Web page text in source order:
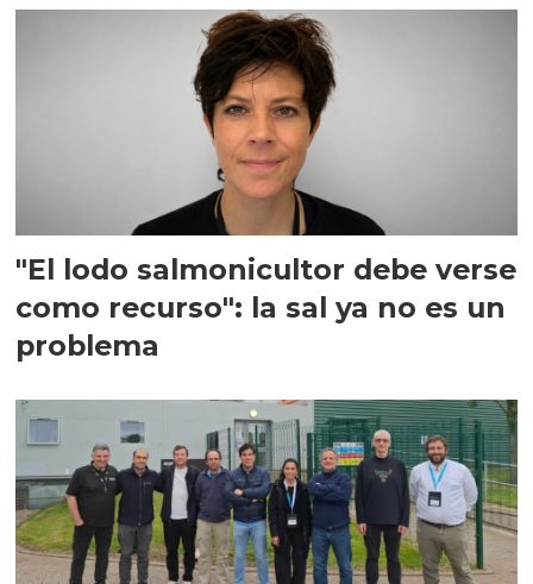
"El lodo salmonicultor debe verse
como recurso": la sal ya no es un
problema